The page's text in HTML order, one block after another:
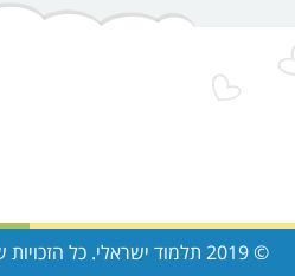
© 2019 תלמוד ישראלי. כל הזכויות שמורות.